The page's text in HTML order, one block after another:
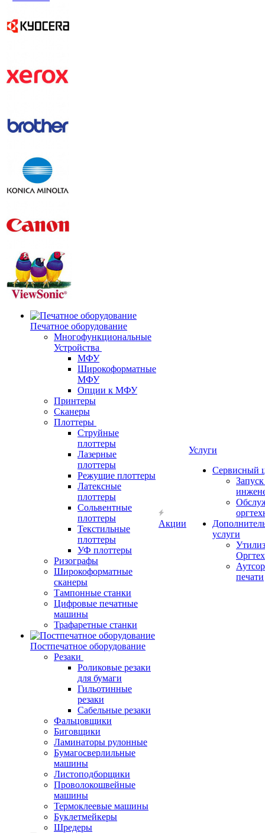
Печатное оборудование
Многофункциональные
Устройства
МФУ
Широкоформатные
МФУ
Опции к МФУ
Принтеры
Сканеры
Плоттеры
Струйные
плоттеры
Лазерные
плоттеры
Режущие плоттеры
Латексные
плоттеры
Сольвентные
плоттеры
Текстильные
плоттеры
УФ плоттеры
Ризографы
Широкоформатные
сканеры
Тампонные станки
Цифровые печатные
машины
Трафаретные станки
Постпечатное оборудование
Резаки
Роликовые резаки
для бумаги
Гильотинные
резаки
Сабельные резаки
Фальцовщики
Биговщики
Ламинаторы рулонные
Бумагосверлильные
машины
Листоподборщики
Проволокошвейные
машины
Термоклеевые машины
Буклетмейкеры
Шредеры
Акции
Услуги
Сервисный
услуги
печати